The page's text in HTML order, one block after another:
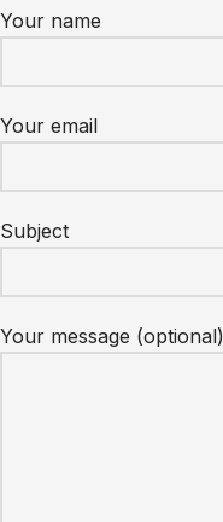
Your name
Your email
Subject
Your message (optional)